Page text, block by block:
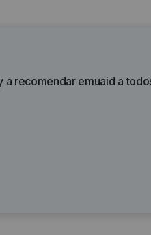
recomendar emuaid a